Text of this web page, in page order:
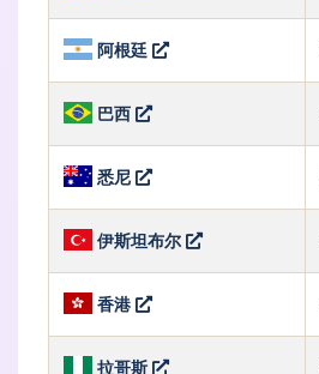
阿根廷
巴西
悉尼
伊斯坦布尔
香港
拉哥斯